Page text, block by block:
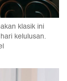
klasik ini
kelulusan.